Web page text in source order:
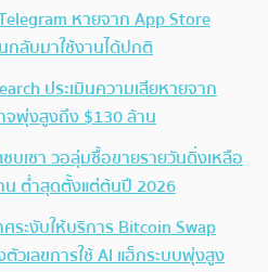
หายจาก App Store
กลับมาใช้งานได้ปกติ
ประเมินความเสียหายจาก
จพุ่งสูงถึง $130 ล้าน
บเซา วอลุ่มซื้อขายรายวันดิ่งเหลือ
ต่ำสุดตั้งแต่ต้นปี 2026
ระงับให้บริการ Bitcoin Swap
วเลขการใช้ AI แฮ็กระบบพุ่งสูง